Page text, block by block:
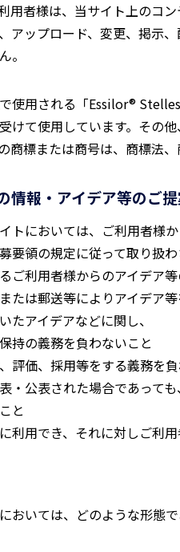
用者様は、当サイト上のコ
アップロード、変更、掲示
。
使用される「Essilor®
けて使用しています。その
商標または商号は、商標法
情報・アイデア等のご
トにおいては、ご利用者様
要領の規定に従って取り扱
ご利用者様からのアイデア
たは郵送等によりアイデア
たアイデアなどに関し、
持の義務を負わないこと
評価、採用等をする義務を
・公表された場合であって
と
利用でき、それに対しご利
おいては、どのような形態